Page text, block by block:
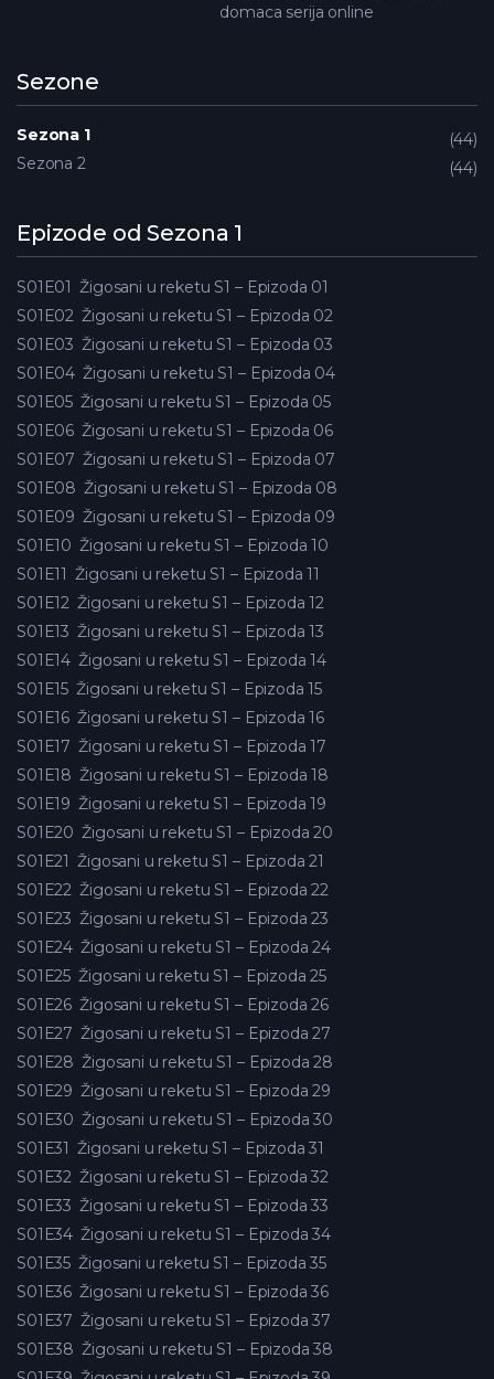
domaca serija online
Sezone
Sezona 1
44
Sezona 2
44
Epizode od Sezona 1
S01E01 Žigosani u reketu S1 – Epizoda 01
S01E02 Žigosani u reketu S1 – Epizoda 02
S01E03 Žigosani u reketu S1 – Epizoda 03
S01E04 Žigosani u reketu S1 – Epizoda 04
S01E05 Žigosani u reketu S1 – Epizoda 05
S01E06 Žigosani u reketu S1 – Epizoda 06
S01E07 Žigosani u reketu S1 – Epizoda 07
S01E08 Žigosani u reketu S1 – Epizoda 08
S01E09 Žigosani u reketu S1 – Epizoda 09
S01E10 Žigosani u reketu S1 – Epizoda 10
S01E11 Žigosani u reketu S1 – Epizoda 11
S01E12 Žigosani u reketu S1 – Epizoda 12
S01E13 Žigosani u reketu S1 – Epizoda 13
S01E14 Žigosani u reketu S1 – Epizoda 14
S01E15 Žigosani u reketu S1 – Epizoda 15
S01E16 Žigosani u reketu S1 – Epizoda 16
S01E17 Žigosani u reketu S1 – Epizoda 17
S01E18 Žigosani u reketu S1 – Epizoda 18
S01E19 Žigosani u reketu S1 – Epizoda 19
S01E20 Žigosani u reketu S1 – Epizoda 20
S01E21 Žigosani u reketu S1 – Epizoda 21
S01E22 Žigosani u reketu S1 – Epizoda 22
S01E23 Žigosani u reketu S1 – Epizoda 23
S01E24 Žigosani u reketu S1 – Epizoda 24
S01E25 Žigosani u reketu S1 – Epizoda 25
S01E26 Žigosani u reketu S1 – Epizoda 26
S01E27 Žigosani u reketu S1 – Epizoda 27
S01E28 Žigosani u reketu S1 – Epizoda 28
S01E29 Žigosani u reketu S1 – Epizoda 29
S01E30 Žigosani u reketu S1 – Epizoda 30
S01E31 Žigosani u reketu S1 – Epizoda 31
S01E32 Žigosani u reketu S1 – Epizoda 32
S01E33 Žigosani u reketu S1 – Epizoda 33
S01E34 Žigosani u reketu S1 – Epizoda 34
S01E35 Žigosani u reketu S1 – Epizoda 35
S01E36 Žigosani u reketu S1 – Epizoda 36
S01E37 Žigosani u reketu S1 – Epizoda 37
S01E38 Žigosani u reketu S1 – Epizoda 38